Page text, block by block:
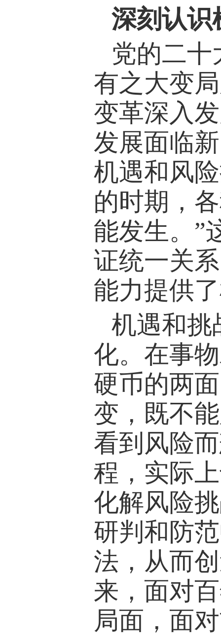
深刻认识
党的二十
有之大变
变革深入
发展面临
机遇和风
的时期，
能发生。”
证统一关
能力提供
机遇和挑
化。在事
硬币的两
变，既不
看到风险
程，实际
化解风险
研判和防
法，从而
来，面对
局面，面